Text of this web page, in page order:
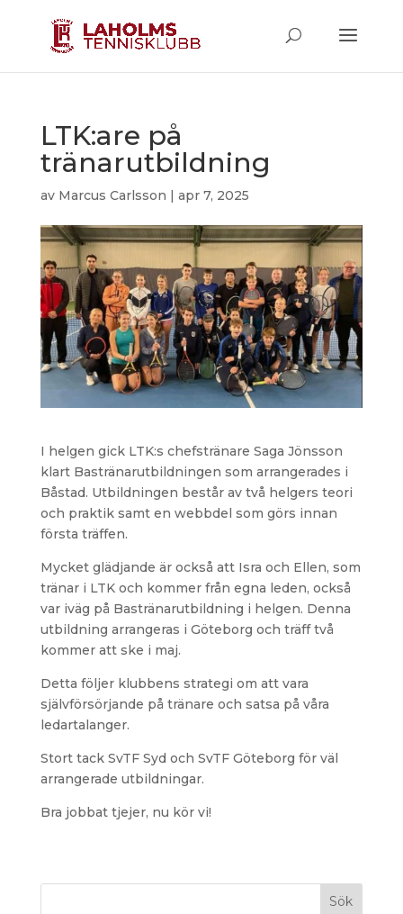
LTK:are på
tränarutbildning
av Marcus Carlsson | apr 7, 2025
I helgen gick LTK:s chefstränare Saga Jönsson
klart Bastränarutbildningen som arrangerades i
Båstad. Utbildningen består av två helgers teori
och praktik samt en webbdel som görs innan
första träffen.
Mycket glädjande är också att Isra och Ellen, som
tränar i LTK och kommer från egna leden, också
var iväg på Bastränarutbildning i helgen. Denna
utbildning arrangeras i Göteborg och träff två
kommer att ske i maj.
Detta följer klubbens strategi om att vara
självförsörjande på tränare och satsa på våra
ledartalanger.
Stort tack SvTF Syd och SvTF Göteborg för väl
arrangerade utbildningar.
Bra jobbat tjejer, nu kör vi!
Sök